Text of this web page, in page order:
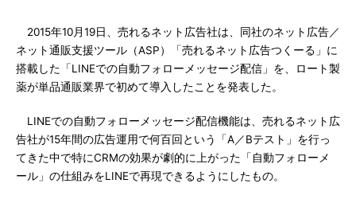
2015年10月19日、売れるネット広告社は、同社のネット広告／
ネット通販支援ツール（ASP）「売れるネット広告つくーる」に
搭載した「LINEでの自動フォローメッセージ配信」を、ロート製
薬が単品通販業界で初めて導入したことを発表した。
LINEでの自動フォローメッセージ配信機能は、売れるネット広
告社が15年間の広告運用で何百回という「A／Bテスト」を行っ
てきた中で特にCRMの効果が劇的に上がった「自動フォローメ
ール」の仕組みをLINEで再現できるようにしたもの。